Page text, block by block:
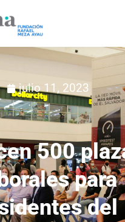
julio 11, 2023
500
para
del